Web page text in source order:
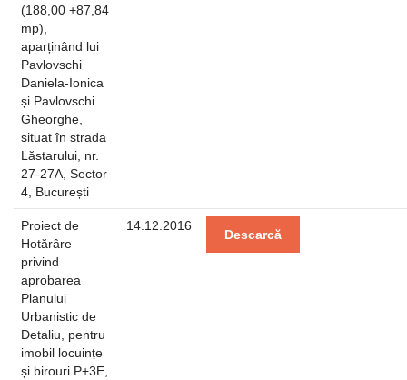
(188,00 +87,84
mp),
aparținând lui
Pavlovschi
Daniela-Ionica
și Pavlovschi
Gheorghe,
situat în strada
Lăstarului, nr.
27-27A, Sector
4, București
Proiect de
Hotărâre
privind
aprobarea
Planului
Urbanistic de
Detaliu, pentru
imobil locuințe
și birouri P+3E,
14.12.2016
Descarcă